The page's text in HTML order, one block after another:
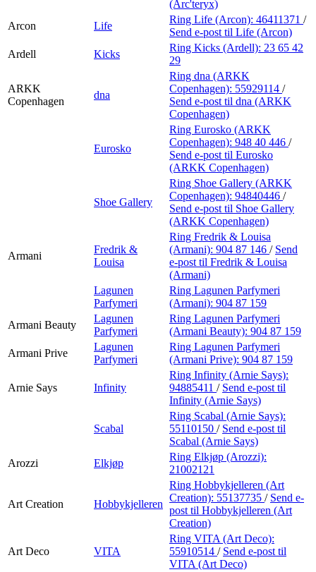
(Arc'teryx)
Arcon
Life
Ring Life (Arcon): 46411371 /
Send e-post til Life (Arcon)
Ardell
Kicks
Ring Kicks (Ardell): 23 65 42
29
ARKK
Copenhagen
dna
Ring dna (ARKK
Copenhagen): 55929114 /
Send e-post til dna (ARKK
Copenhagen)
Eurosko
Ring Eurosko (ARKK
Copenhagen): 948 40 446 /
Send e-post til Eurosko
(ARKK Copenhagen)
Shoe Gallery
Ring Shoe Gallery (ARKK
Copenhagen): 94840446 /
Send e-post til Shoe Gallery
(ARKK Copenhagen)
Armani
Fredrik &
Louisa
Ring Fredrik & Louisa
(Armani): 904 87 146 / Send
e-post til Fredrik & Louisa
(Armani)
Lagunen
Parfymeri
Ring Lagunen Parfymeri
(Armani): 904 87 159
Armani Beauty
Lagunen
Parfymeri
Ring Lagunen Parfymeri
(Armani Beauty): 904 87 159
Armani Prive
Lagunen
Parfymeri
Ring Lagunen Parfymeri
(Armani Prive): 904 87 159
Arnie Says Infinity
Ring Infinity (Arnie Says):
94885411 / Send e-post til
Infinity (Arnie Says)
Scabal
Ring Scabal (Arnie Says):
55110150 / Send e-post til
Scabal (Arnie Says)
Arozzi
Elkjøp
Ring Elkjøp (Arozzi):
21002121
Art Creation Hobbykjelleren
Ring Hobbykjelleren (Art
Creation): 55137735 / Send e-
post til Hobbykjelleren (Art
Creation)
Art Deco VITA
Ring VITA (Art Deco):
55910514 / Send e-post til
VITA (Art Deco)